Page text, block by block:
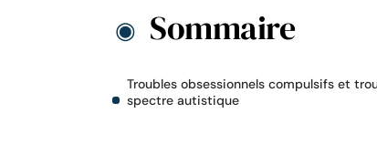
Sommaire
Troubles obsessionnels compulsifs et
spectre autistique